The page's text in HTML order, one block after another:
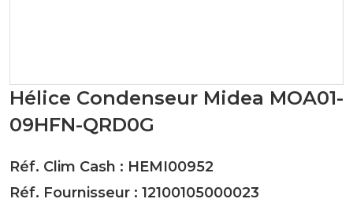
Hélice Condenseur Midea MOA01-
09HFN-QRD0G
Réf. Clim Cash : HEMI00952
Réf. Fournisseur : 12100105000023